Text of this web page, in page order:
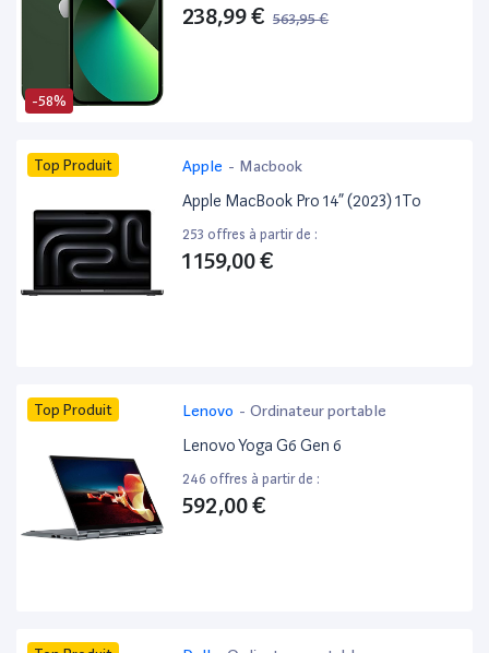
-58%
238,99 € 563,95 €
Top Produit Apple - Macbook
Apple MacBook Pro 14” (2023) 1To
253 offres à partir de :
1 159,00 €
Top Produit Lenovo - Ordinateur portable
Lenovo Yoga G6 Gen 6
246 offres à partir de :
592,00 €